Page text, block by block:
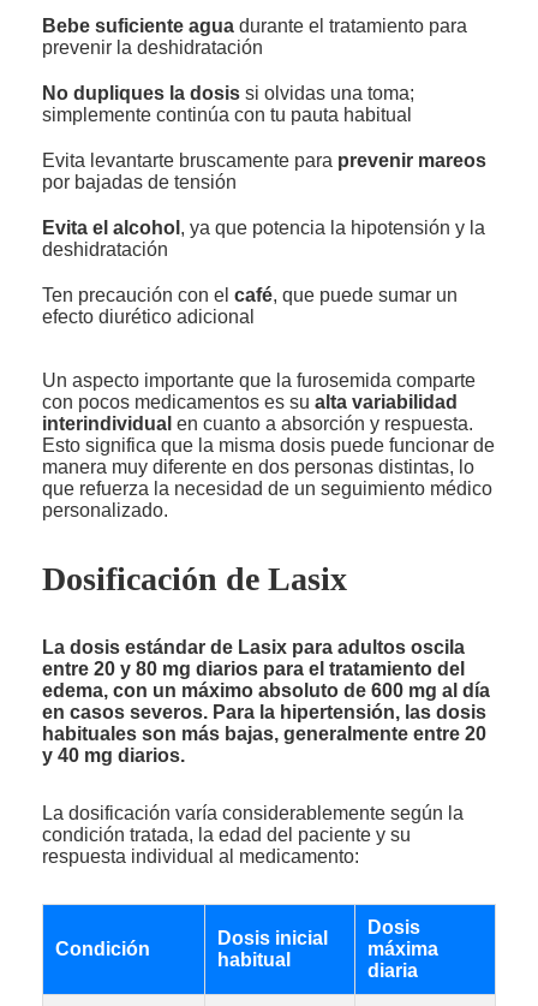
Bebe suficiente agua durante el tratamiento para
prevenir la deshidratación
No dupliques la dosis si olvidas una toma;
simplemente continúa con tu pauta habitual
Evita levantarte bruscamente para prevenir mareos
por bajadas de tensión
Evita el alcohol , ya que potencia la hipotensión y la
deshidratación
Ten precaución con el café, que puede sumar un
efecto diurético adicional
Un aspecto importante que la furosemida comparte
con pocos medicamentos es su alta variabilidad
interindividual en cuanto a absorción y respuesta.
Esto significa que la misma dosis puede funcionar de
manera muy diferente en dos personas distintas, lo
que refuerza la necesidad de un seguimiento médico
personalizado.
Dosificación de Lasix
La dosis estándar de Lasix para adultos oscila
entre 20 y 80 mg diarios para el tratamiento del
edema, con un máximo absoluto de 600 mg al día
en casos severos. Para la hipertensión, las dosis
habituales son más bajas, generalmente entre 20
y 40 mg diarios.
La dosificación varía considerablemente según la
condición tratada, la edad del paciente y su
respuesta individual al medicamento:
Condición
Dosis inicial
habitual
Dosis
máxima
diaria